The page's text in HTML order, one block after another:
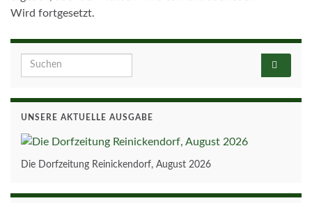
Wird fortgesetzt.
Search for:
UNSERE AKTUELLE AUSGABE
Die Dorfzeitung Reinickendorf, August 2026